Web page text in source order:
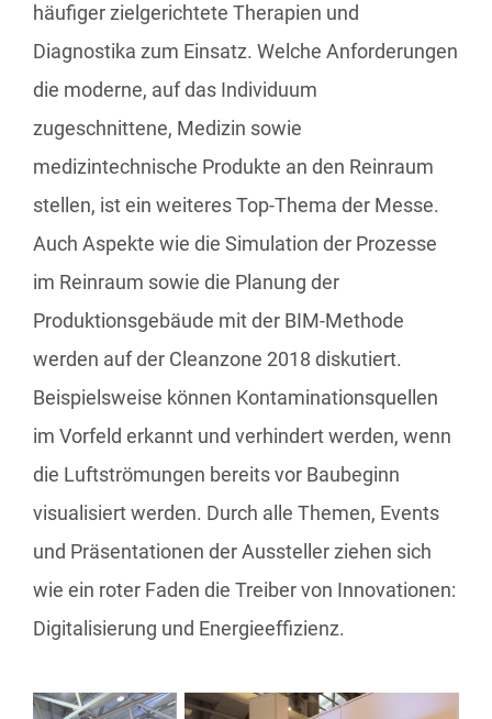
häufiger zielgerichtete Therapien und
Diagnostika zum Einsatz. Welche Anforderungen
die moderne, auf das Individuum
zugeschnittene, Medizin sowie
medizintechnische Produkte an den Reinraum
stellen, ist ein weiteres Top-Thema der Messe.
Auch Aspekte wie die Simulation der Prozesse
im Reinraum sowie die Planung der
Produktionsgebäude mit der BIM-Methode
werden auf der Cleanzone 2018 diskutiert.
Beispielsweise können Kontaminationsquellen
im Vorfeld erkannt und verhindert werden, wenn
die Luftströmungen bereits vor Baubeginn
visualisiert werden. Durch alle Themen, Events
und Präsentationen der Aussteller ziehen sich
wie ein roter Faden die Treiber von Innovationen:
Digitalisierung und Energieeffizienz.